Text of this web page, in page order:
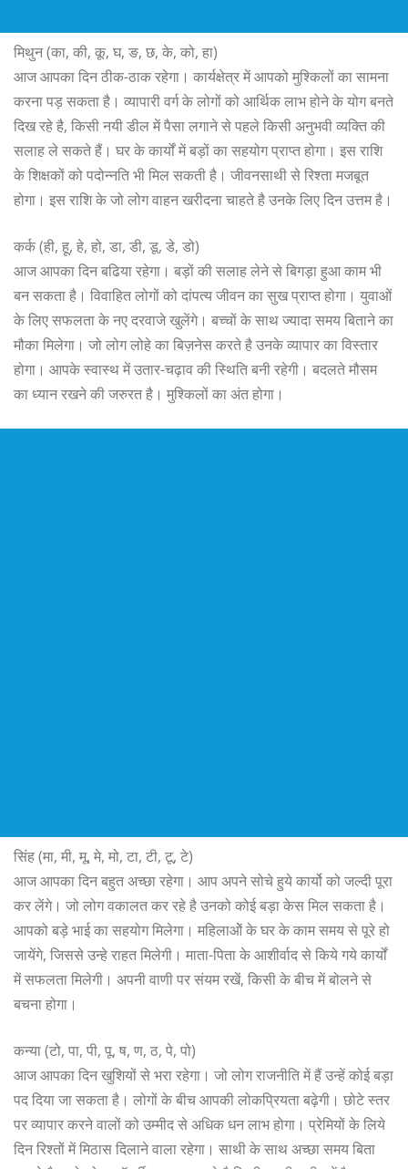
मिथुन (का, की, कू, घ, ङ, छ, के, को, हा)
आज आपका दिन ठीक-ठाक रहेगा। कार्यक्षेत्र में आपको मुश्किलों का सामना
करना पड़ सकता है। व्यापारी वर्ग के लोगों को आर्थिक लाभ होने के योग बनते
दिख रहे है, किसी नयी डील में पैसा लगाने से पहले किसी अनुभवी व्यक्ति की
सलाह ले सकते हैं। घर के कार्यों में बड़ों का सहयोग प्राप्त होगा। इस राशि
के शिक्षकों को पदोन्नति भी मिल सकती है। जीवनसाथी से रिश्ता मजबूत
होगा। इस राशि के जो लोग वाहन खरीदना चाहते है उनके लिए दिन उत्तम है।
कर्क (ही, हू, हे, हो, डा, डी, डू, डे, डो)
आज आपका दिन बढिया रहेगा। बड़ों की सलाह लेने से बिगड़ा हुआ काम भी
बन सकता है। विवाहित लोगों को दांपत्य जीवन का सुख प्राप्त होगा। युवाओं
के लिए सफलता के नए दरवाजे खुलेंगे। बच्चों के साथ ज्यादा समय बिताने का
मौका मिलेगा। जो लोग लोहे का बिज़नेस करते है उनके व्यापार का विस्तार
होगा। आपके स्वास्थ में उतार-चढ़ाव की स्थिति बनी रहेगी। बदलते मौसम
का ध्यान रखने की जरुरत है। मुश्किलों का अंत होगा।
सिंह (मा, मी, मू, मे, मो, टा, टी, टू, टे)
आज आपका दिन बहुत अच्छा रहेगा। आप अपने सोचे हुये कार्यो को जल्दी पूरा
कर लेंगे। जो लोग वकालत कर रहे है उनको कोई बड़ा केस मिल सकता है।
आपको बड़े भाई का सहयोग मिलेगा। महिलाओें के घर के काम समय से पूरे हो
जायेंगे, जिससे उन्हे राहत मिलेगी। माता-पिता के आशीर्वाद से किये गये कार्यों
में सफलता मिलेगी। अपनी वाणी पर संयम रखें, किसी के बीच में बोलने से
बचना होगा।
कन्या (टो, पा, पी, पू, ष, ण, ठ, पे, पो)
आज आपका दिन खुशियों से भरा रहेगा। जो लोग राजनीति में हैं उन्हें कोई बड़ा
पद दिया जा सकता है। लोगों के बीच आपकी लोकप्रियता बढ़ेगी। छोटे स्तर
पर व्यापार करने वालों को उम्मीद से अधिक धन लाभ होगा। प्रेमियों के लिये
दिन रिश्तों में मिठास दिलाने वाला रहेगा। साथी के साथ अच्छा समय बिता